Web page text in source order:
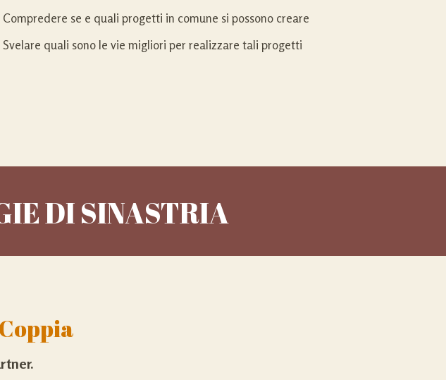
Compredere se e quali progetti in comune si possono creare
Svelare quali sono le vie migliori per realizzare tali progetti
DI SINASTRIA